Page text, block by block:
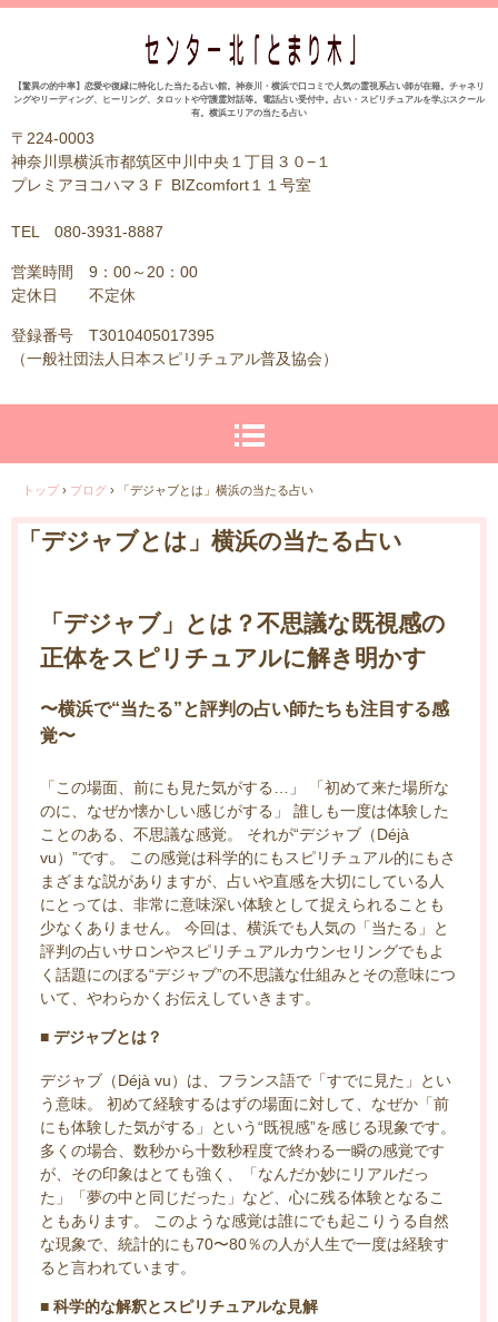
【驚異の的中率】恋愛や復縁に特化した当たる占い館。神奈川・横浜で口コミで人気の霊視系占い師が在籍。チャネリ
ングやリーディング、ヒーリング、タロットや守護霊対話等。電話占い受付中。占い・スピリチュアルを学ぶスクール
有。横浜エリアの当たる占い
〒224-0003
神奈川県横浜市都筑区中川中央１丁目３０−１
プレミアヨコハマ３Ｆ BIZcomfort１１号室
TEL 080-3931-8887
営業時間 9：00～20：00
定休日 不定休
登録番号 T3010405017395
（一般社団法人日本スピリチュアル普及協会）
トップ › ブログ › 「デジャブとは」横浜の当たる占い
「デジャブとは」横浜の当たる占い
「デジャブ」とは？不思議な既視感の
正体をスピリチュアルに解き明かす
〜横浜で“当たる”と評判の占い師たちも注目する感
覚〜
「この場面、前にも見た気がする…」 「初めて来た場所な
のに、なぜか懐かしい感じがする」 誰しも一度は体験した
ことのある、不思議な感覚。 それが“デジャブ（Déjà
vu）”です。 この感覚は科学的にもスピリチュアル的にもさ
まざまな説がありますが、占いや直感を大切にしている人
にとっては、非常に意味深い体験として捉えられることも
少なくありません。 今回は、横浜でも人気の「当たる」と
評判の占いサロンやスピリチュアルカウンセリングでもよ
く話題にのぼる“デジャブ”の不思議な仕組みとその意味につ
いて、やわらかくお伝えしていきます。
■ デジャブとは？
デジャブ（Déjà vu）は、フランス語で「すでに見た」とい
う意味。 初めて経験するはずの場面に対して、なぜか「前
にも体験した気がする」という“既視感”を感じる現象です。
多くの場合、数秒から十数秒程度で終わる一瞬の感覚です
が、その印象はとても強く、「なんだか妙にリアルだっ
た」「夢の中と同じだった」など、心に残る体験となるこ
ともあります。 このような感覚は誰にでも起こりうる自然
な現象で、統計的にも70〜80％の人が人生で一度は経験す
ると言われています。
■ 科学的な解釈とスピリチュアルな見解